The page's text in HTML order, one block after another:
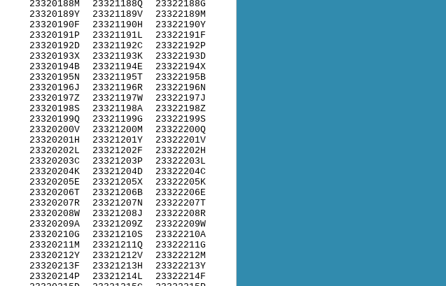
23320188M
23320189Y
23320190F
23320191P
23320192D
23320193X
23320194B
23320195N
23320196J
23320197Z
23320198S
23320199Q
23320200V
23320201H
23320202L
23320203C
23320204K
23320205E
23320206T
23320207R
23320208W
23320209A
23320210G
23320211M
23320212Y
23320213F
23320214P
23321188Q
23321189V
23321190H
23321191L
23321192C
23321193K
23321194E
23321195T
23321196R
23321197W
23321198A
23321199G
23321200M
23321201Y
23321202F
23321203P
23321204D
23321205X
23321206B
23321207N
23321208J
23321209Z
23321210S
23321211Q
23321212V
23321213H
23321214L
23322188G
23322189M
23322190Y
23322191F
23322192P
23322193D
23322194X
23322195B
23322196N
23322197J
23322198Z
23322199S
23322200Q
23322201V
23322202H
23322203L
23322204C
23322205K
23322206E
23322207T
23322208R
23322209W
23322210A
23322211G
23322212M
23322213Y
23322214F